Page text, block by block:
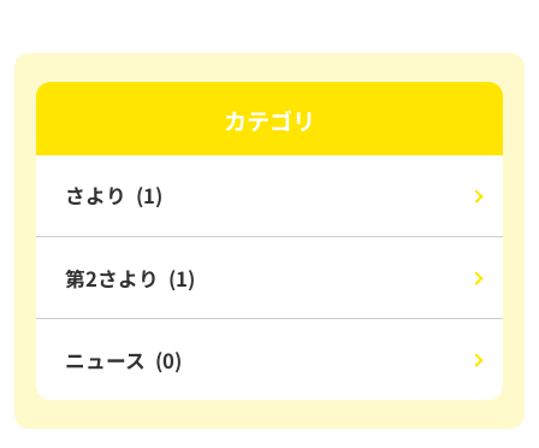
カテゴリ
さより (1)
第2さより (1)
ニュース (0)